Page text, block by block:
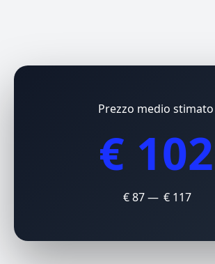
Prezzo medio stimato
€ 102
€ 87 — € 117